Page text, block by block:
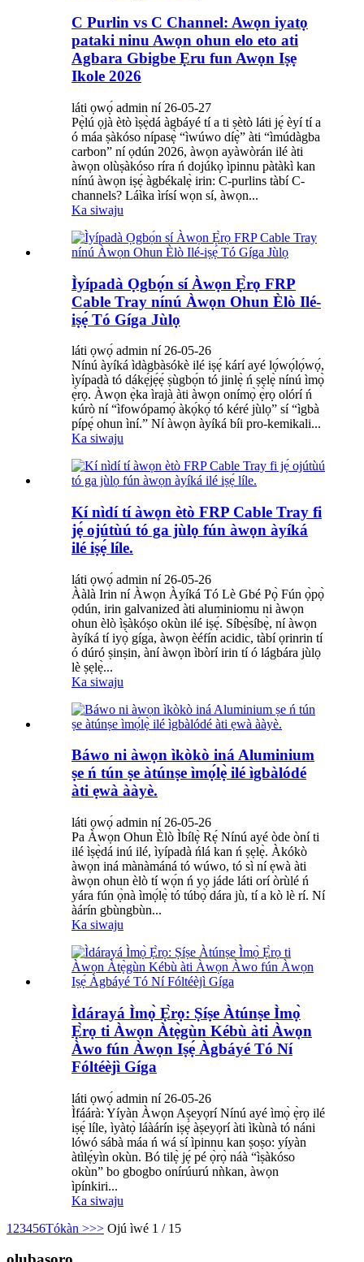
C Purlin vs C Channel: Awọn iyatọ
pataki ninu Awọn ohun elo eto ati
Agbara Gbigbe Ẹru fun Awọn Iṣẹ
Ikole 2026
láti ọwọ́ admin ní 26-05-27
Pẹ̀lú ọjà ètò ìṣẹ̀dá àgbáyé tí a ti ṣètò láti jẹ́ èyí tí a
ó máa ṣàkóso nípasẹ̀ “ìwúwo díẹ̀” àti “ìmúdàgba
carbon” ní ọdún 2026, àwọn ayàwòrán ilé àti
àwọn olùṣàkóso ríra ń dojúkọ ìpinnu pàtàkì kan
nínú àwọn iṣẹ́ àgbékalẹ̀ irin: C-purlins tàbí C-
channels? Láìka ìrísí wọn sí, àwọn...
Ka siwaju
Ìyípadà Ọgbọ́n sí Àwọn Ẹ̀rọ FRP
Cable Tray nínú Àwọn Ohun Èlò Ilé-
iṣẹ́ Tó Gíga Jùlọ
láti ọwọ́ admin ní 26-05-26
Nínú àyíká ìdàgbàsókè ilé iṣẹ́ kárí ayé lọ́wọ́lọ́wọ́,
ìyípadà tó dákẹ́jẹ́ẹ́ ṣùgbọ́n tó jinlẹ̀ ń ṣẹlẹ̀ nínú ìmọ̀
ẹ̀rọ. Àwọn ẹ̀ka ìrajà àti àwọn onímọ̀ ẹ̀rọ olórí ń
kúrò ní “ìfowópamọ́ àkọ́kọ́ tó kéré jùlọ” sí “ìgbà
pípẹ́ ohun ìní.” Ní àwọn àyíká bíi pro-kemikali...
Ka siwaju
Kí nìdí tí àwọn ètò FRP Cable Tray fi
jẹ́ ojútùú tó ga jùlọ fún àwọn àyíká
ilé iṣẹ́ líle.
láti ọwọ́ admin ní 26-05-26
Ààlà Irin ní Àwọn Àyíká Tó Lè Gbé Pọ̀ Fún ọ̀pọ̀
ọdún, irin galvanized àti aluminiomu ni àwọn
ohun èlò ìṣàkóṣo okùn ilé iṣẹ́. Síbẹ̀síbẹ̀, ní àwọn
àyíká tí iyọ̀ gíga, àwọn èéfín acidic, tàbí ọrinrin tí
ó dúró ṣinṣin, àní àwọn ìbòrí irin tí ó lágbára jùlọ
lè ṣẹlẹ̀...
Ka siwaju
Báwo ni àwọn ìkòkò iná Aluminium
ṣe ń tún ṣe àtúnṣe ìmọ́lẹ̀ ilé ìgbàlódé
àti ẹwà ààyè.
láti ọwọ́ admin ní 26-05-26
Pa Àwọn Ohun Èlò Ìbílẹ̀ Rẹ́ Nínú ayé òde òní ti
ilé ìṣẹ̀dá inú ilé, ìyípadà ńlá kan ń ṣẹlẹ̀. Àkókò
àwọn iná mànàmáná tó wúwo, tó sì ní ẹwà àti
àwọn ohun èlò tí wọ́n ń yọ jáde láti orí òrùlé ń
yára fún ọ̀nà ìmọ́lẹ̀ tó túbọ̀ dára jù, tí a kò lè rí. Ní
àárín gbùngbùn...
Ka siwaju
Ìdárayá Ìmọ̀ Ẹ̀rọ: Ṣíṣe Àtúnṣe Ìmọ̀
Ẹ̀rọ ti Àwọn Àtẹ̀gùn Kébù àti Àwọn
Àwo fún Àwọn Iṣẹ́ Àgbáyé Tó Ní
Fóltéèjì Gíga
láti ọwọ́ admin ní 26-05-26
Ìfáárà: Yíyàn Àwọn Aṣeyọrí Nínú ayé ìmọ̀ ẹ̀rọ ilé
iṣẹ́ líle, ìyàtọ̀ láàárín iṣẹ́ àṣeyọrí àti ìkùnà tó náni
lówó sábà máa ń wá sí ìpinnu kan ṣoṣo: yíyàn
àtìlẹ́yìn okùn. Bó tilẹ̀ jẹ́ pé ọ̀rọ̀ náà “ìṣàkóso
okùn” bo gbogbo onírúurú nǹkan, àwọn
ìpínkiri...
Ka siwaju
1 23456Tókàn >>> Ojú ìwé 1 / 15